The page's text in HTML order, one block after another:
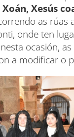
Xoán, Xesús
as rúas
onde ten
ocasión,
a modificar o